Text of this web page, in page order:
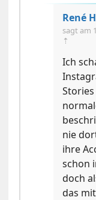
René
sagt am
⇡
Ich
nie
ihre
schon
doch
das